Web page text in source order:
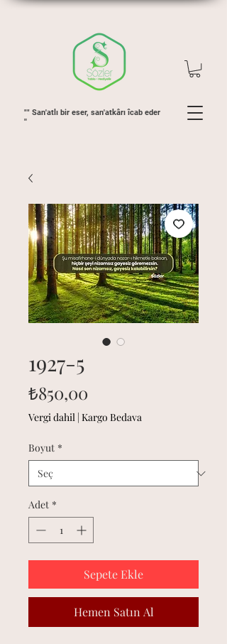
"" San'atlı bir eser, san'atkârı îcab eder
''
1927-5
₺850,00
Vergi dahil Kargo Bedava
Boyut *
Adet *
Sepete Ekle
Hemen Satın Al